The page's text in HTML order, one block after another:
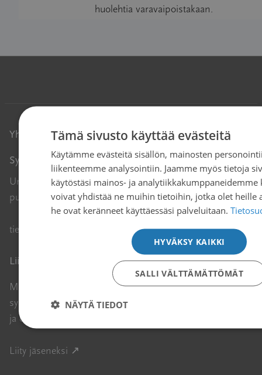
huolehtia varavaipoistakaan.
Yhteystiedot
Syöpäjärjestöt
Unioninkatu 22, 00130 Helsinki
puh. 09 135 331
tiedotus@cancer.fi Avautuu uuteen ikkunaan
Liity jäseneksi
Meitä on reilu 110 000. Liity paikkakunnallasi toimivaan
syöpäyhdistykseen tai valtakunnalliseen potilasjärjestöön,
ja osallistu Syöpäjärjestöjen tekemään tärkeään työhön.
Liity jäseneksi ↗
Tämä sivusto käyttää evästeitä
Käytämme evästeitä sisällön, mainosten
liikenteemme analysointiin. Jaamme myös tietoja
käytöstäsi mainos- ja analytiikkakumppaneidemme
voivat yhdistää ne muihin tietoihin, jotka olet heille
he ovat keränneet käyttäessäsi palveluitaan.
HYVÄKSY KAIKKI
SALLI VÄLTTÄMÄTTÖMÄT
NÄYTÄ TIEDOT